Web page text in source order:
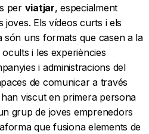
per viatjar, especialment
joves. Els vídeos curts i els
uns formats que casen a la
i les experiències
i administracions del
de comunicar a través
viscut en primera persona
grup de joves emprenedors
que fusiona elements de